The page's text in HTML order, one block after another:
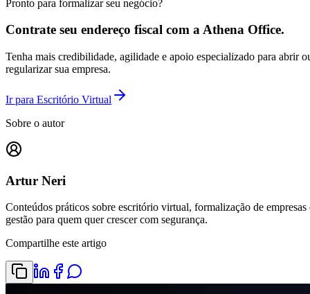
Pronto para formalizar seu negócio?
Contrate seu endereço fiscal com a Athena Office.
Tenha mais credibilidade, agilidade e apoio especializado para abrir
regularizar sua empresa.
Ir para Escritório Virtual
Sobre o autor
Artur Neri
Conteúdos práticos sobre escritório virtual, formalização de empresas
gestão para quem quer crescer com segurança.
Compartilhe este artigo